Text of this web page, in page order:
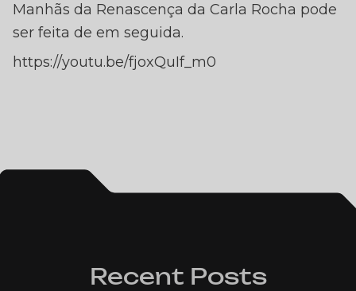
Manhãs da Renascença da Carla Rocha pode
ser feita de em seguida.
https://youtu.be/fjoxQuIf_m0
Recent Posts